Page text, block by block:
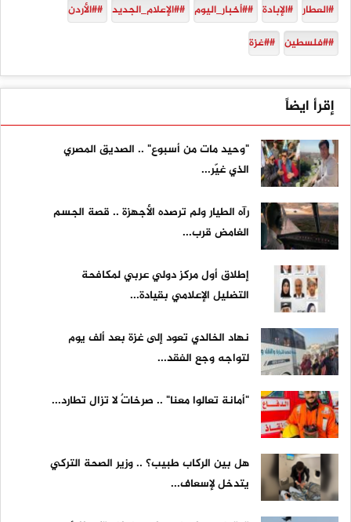
#العطار #الإبادة ##أخبار_اليوم ##الإعلام_الجديد ##الأردن
##فلسطين ##غزة
إقرأ ايضاً
"وحيد مات من أسبوع" .. الصديق المصري
الذي غيّر...
رآه الطيار ولم ترصده الأجهزة .. قصة الجسم
الغامض قرب...
إطلاق أول مركز دولي عربي لمكافحة
التضليل الإعلامي بقيادة...
نهاد الخالدي تعود إلى غزة بعد ألف يوم
لتواجه وجع الفقد...
"أمانة تعالوا معنا" .. صرخاتٌ لا تزال تطارد...
هل بين الركاب طبيب؟ .. وزير الصحة التركي
يتدخل لإسعاف...